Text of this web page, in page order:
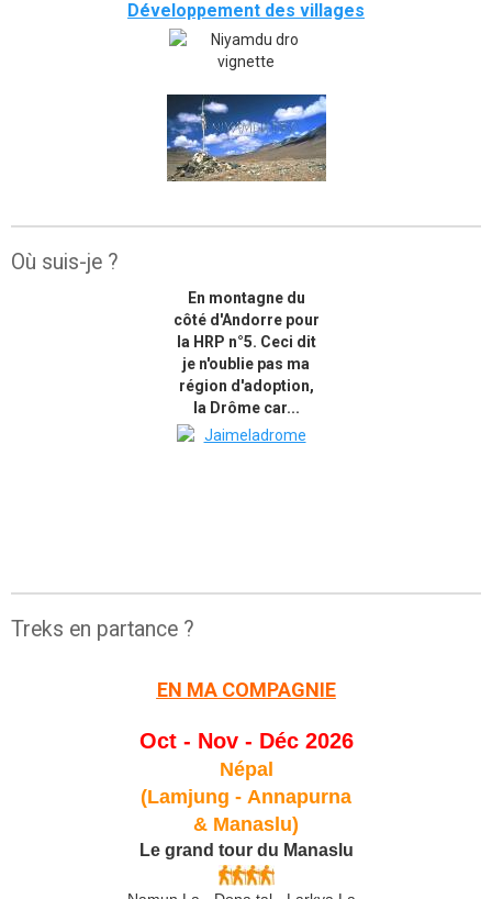
Développement des villages
Où suis-je ?
En montagne du
côté d'Andorre pour
la HRP n°5. Ceci dit
je n'oublie pas ma
région d'adoption,
la Drôme car...
Treks en partance ?
EN MA COMPAGNIE
Oct - Nov - Déc 2026
Népal
(Lamjung - Annapurna
& Manaslu)
Le grand tour du Manaslu